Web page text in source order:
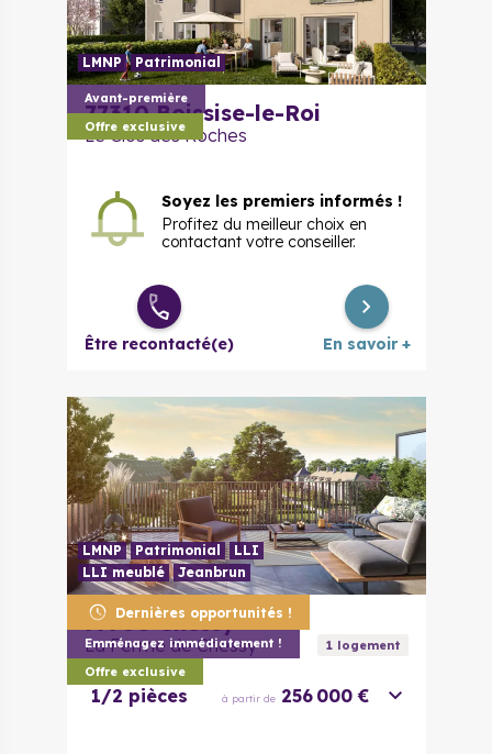
Avant-première
Offre exclusive
LMNP Patrimonial
77310 Boissise-le-Roi
Le Clos des Roches
Soyez les premiers informés !
Profitez du meilleur choix en
contactant votre conseiller.
Être recontacté(e) En savoir +
Dernières opportunités !
Emménagez immédiatement !
Offre exclusive
LMNP Patrimonial
LLI
LLI meublé
Jeanbrun
77700 Chessy
La Ferme de Chessy 1logement
1/2 pièces à partir de 256 000 €